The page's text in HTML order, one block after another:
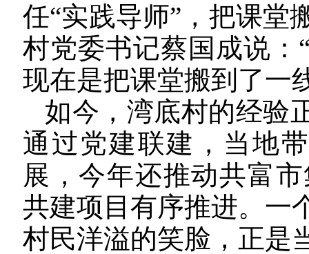
任“实践导师”，把课堂
村党委书记蔡国成说：
现在是把课堂搬到了一
如今，湾底村的经验
通过党建联建，当地
展，今年还推动共富
共建项目有序推进。一
村民洋溢的笑脸，正是